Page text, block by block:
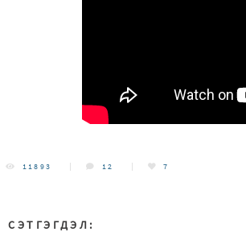
11893 12 7
СЭТГЭГДЭЛ: